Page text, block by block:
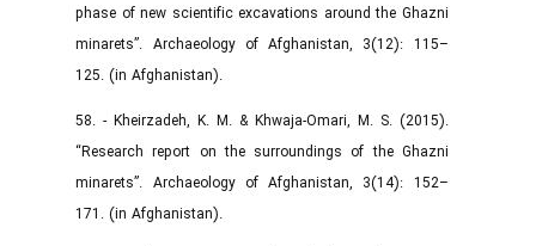
phase of new scientific excavations around the Ghazni
minarets”. Archaeology of Afghanistan, 3(12): 115–
125. (in Afghanistan).
58. - Kheirzadeh, K. M. & Khwaja-Omari, M. S. (2015).
“Research report on the surroundings of the Ghazni
minarets”. Archaeology of Afghanistan, 3(14): 152–
171. (in Afghanistan).